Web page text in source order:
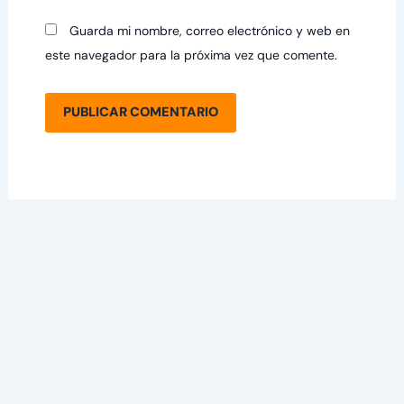
Guarda mi nombre, correo electrónico y web en
este navegador para la próxima vez que comente.